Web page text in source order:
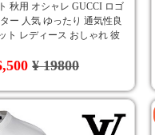
秋用 オシャレ GUCCI ロゴ
ー 人気 ゆったり 通気性良
ト レディース おしゃれ 彼
¥ 19800